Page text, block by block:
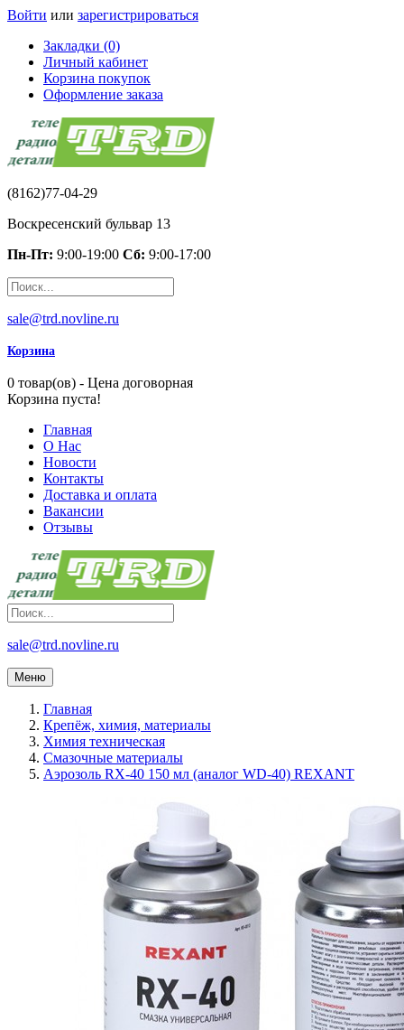
Войти или зарегистрироваться
Закладки (0)
Личный кабинет
Корзина покупок
Оформление заказа
(8162)77-04-29
Воскресенский бульвар 13
Пн-Пт: 9:00-19:00 Сб: 9:00-17:00
sale@trd.novline.ru
Корзина
0 товар(ов) - Цена договорная
Корзина пуста!
Главная
О Нас
Новости
Контакты
Доставка и оплата
Вакансии
Отзывы
sale@trd.novline.ru
Меню
Главная
Крепёж, химия, материалы
Химия техническая
Смазочные материалы
Аэрозоль RX-40 150 мл (аналог WD-40) REXANT